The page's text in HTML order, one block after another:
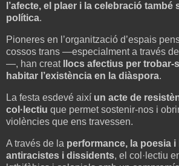
l’afecte, el plaer i la celebració
política.
Pioneres en l’organització d’espais
cossos trans —especialment a través
—, han creat
llocs afectius per trobar-
habitar l’existència en la diàspora.
La festa esdevé així un acte de
col·lectiu que permet sostenir-nos i
violències que ens travessen.
A través de la performance, la poesia
antiracistes i dissidents, el col·lectiu